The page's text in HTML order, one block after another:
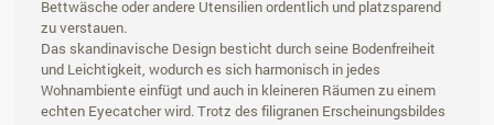
Bettwäsche oder andere Utensilien ordentlich und platzsparend
zu verstauen.
Das skandinavische Design besticht durch seine Bodenfreiheit
und Leichtigkeit, wodurch es sich harmonisch in jedes
Wohnambiente einfügt und auch in kleineren Räumen zu einem
echten Eyecatcher wird. Trotz des filigranen Erscheinungsbildes